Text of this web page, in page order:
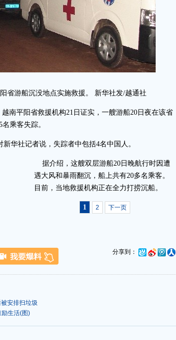
省游船沉没地点实施救援。 新华社发/越通社
南平阳省救援机构21日证实，一艘游船20日夜在该省
乘客失踪。
华社记者说，失踪者中包括4名中国人。
据介绍，这艘双层游船20日晚航行时因遭
遇大风和暴雨翻沉，船上共有20多名乘客。
目前，当地救援机构正在全力打捞沉船。
1 2 下一页
分享到：
安排扫垃圾
生活(图)